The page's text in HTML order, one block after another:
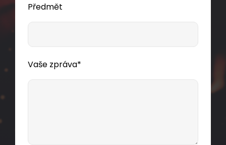
Předmět
Vaše zpráva*